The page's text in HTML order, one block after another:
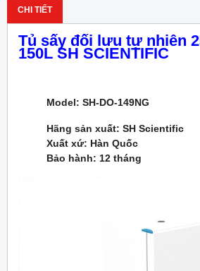
CHI TIẾT
Tủ sấy đối lưu tự nhiên
150L SH SCIENTIFIC
Model: SH-DO-149NG
Hãng sản xuất: SH Scientific
Xuất xứ: Hàn Quốc
Bảo hành: 12 tháng